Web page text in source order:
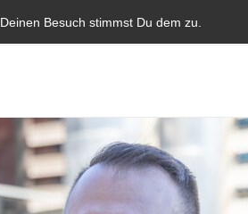
Besuch stimmst Du dem zu.
Blauer Brief Parlamentarische